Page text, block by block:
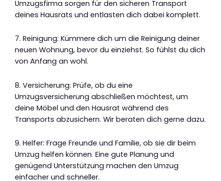
Umzugsfirma sorgen für den sicheren Transport
deines Hausrats und entlasten dich dabei komplett.
7. Reinigung: Kümmere dich um die Reinigung deiner
neuen Wohnung, bevor du einziehst. So fühlst du dich
von Anfang an wohl.
8. Versicherung: Prüfe, ob du eine
Umzugsversicherung abschließen möchtest, um
deine Möbel und den Hausrat während des
Transports abzusichern. Wir beraten dich gerne dazu.
9. Helfer: Frage Freunde und Familie, ob sie dir beim
Umzug helfen können. Eine gute Planung und
genügend Unterstützung machen den Umzug
einfacher und schneller.